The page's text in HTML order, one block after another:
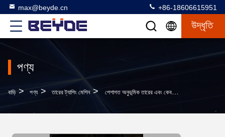
max@beyde.cn +86-18606615951
উদ্ধৃতি
পণ্য
বাড়ি > পণ্য > তারের ট্যাপিং মেশিন > পেশাগত অনুভূমিক তারের এবং কেবল টেপ মেশিন কনসেন্ট্রিক প্রকার